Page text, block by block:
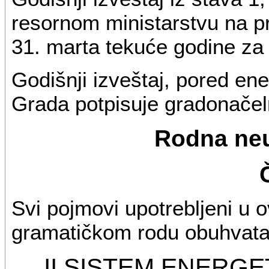
resornom ministarstvu na
31. marta tekuće godine
Godišnji izveštaj, pored
Grada potpisuje
Rodna
Svi pojmovi upotrebljeni u
gramatičkom rodu